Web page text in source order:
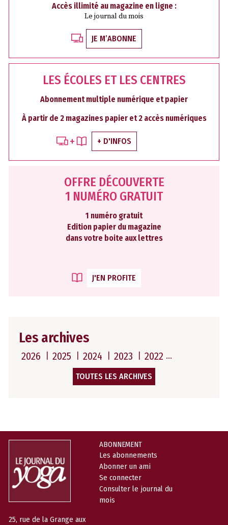
Accès illimité au magazine en ligne :
Le journal du mois
JE M’ABONNE
LES ÉCOLES ET LES CENTRES
Abonnement multiple numérique et papier
À partir de 2 magazines papier et 2 accès numériques
+ D'INFOS
OFFRE DÉCOUVERTE
1 NUMÉRO GRATUIT
1 numéro gratuit
Edition papier du magazine
dans votre boite aux lettres
J'EN PROFITE
Les archives
2026 2025 2024 2023 2022
TOUTES LES ARCHIVES
25, rue de la Grange aux
ABONNEMENT
Les abonnements
Abonner un ami
Se connecter
Consulter le journal du
mois